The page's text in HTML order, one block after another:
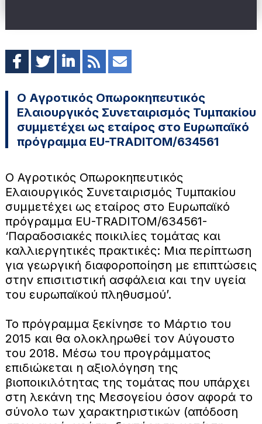
Ο Αγροτικός Οπωροκηπευτικός
Ελαιουργικός Συνεταιρισμός Τυμπακίου
συμμετέχει ως εταίρος στο Ευρωπαϊκό
πρόγραμμα EU-TRADITOM/634561
Ο Αγροτικός Οπωροκηπευτικός
Ελαιουργικός Συνεταιρισμός Τυμπακίου
συμμετέχει ως εταίρος στο Ευρωπαϊκό
πρόγραμμα EU-TRADITOM/634561-
‘Παραδοσιακές ποικιλίες τομάτας και
καλλιεργητικές πρακτικές: Μια περίπτωση
για γεωργική διαφοροποίηση με επιπτώσεις
στην επισιτιστική ασφάλεια και την υγεία
του ευρωπαϊκού πληθυσμού’.
Το πρόγραμμα ξεκίνησε το Μάρτιο του
2015 και θα ολοκληρωθεί τον Αύγουστο
του 2018. Μέσω του προγράμματος
επιδιώκεται η αξιολόγηση της
βιοποικιλότητας της τομάτας που υπάρχει
στη λεκάνη της Μεσογείου όσον αφορά το
σύνολο των χαρακτηριστικών (απόδοση